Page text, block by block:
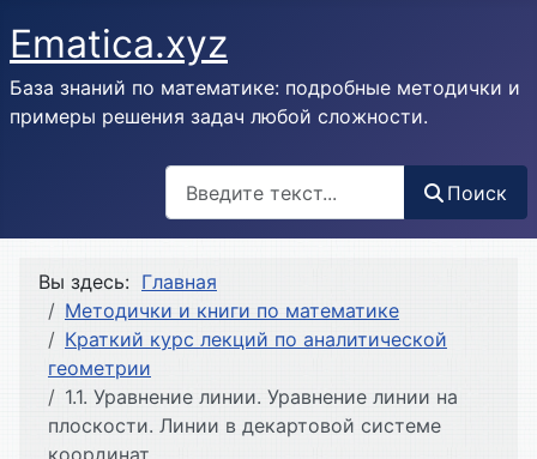
Ematica.xyz
База знаний по математике: подробные методички и
примеры решения задач любой сложности.
Поиск
Вы здесь: Главная
Методички и книги по математике
Краткий курс лекций по аналитической
геометрии
1.1. Уравнение линии. Уравнение линии на
плоскости. Линии в декартовой системе